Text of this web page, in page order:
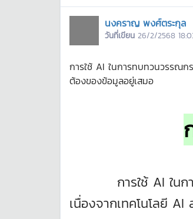
นงคราญ พงศ์ตระกุล
วันที่เขียน 26/2/2568
การใช้ AI ในการทบทวนวรรณก
ต้องของข้อมูลอยู่เสมอ
การใช้ AI ใน
เนื่องจากเทคโนโลยี